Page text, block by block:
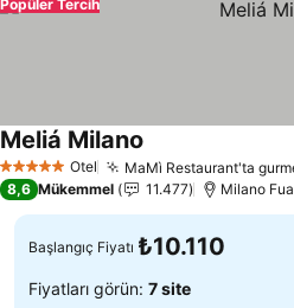
Popüler Tercih
5 Yıldız Otel MaMì Restaurant'ta
Meliá Milano
8,6 Mükemmel 11.477 Milano
Başlangıç Fiyatı ₺10.110
Fiyatları görün: 7 site